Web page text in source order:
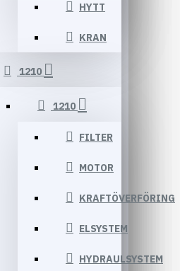
HYTT
KRAN
1210
1210
FILTER
MOTOR
KRAFTÖVERFÖRING
ELSYSTEM
HYDRAULSYSTEM